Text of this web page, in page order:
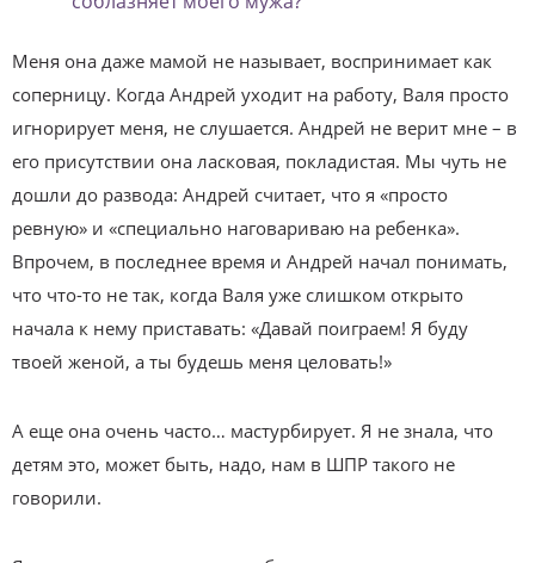
Меня она даже мамой не называет, воспринимает как
соперницу. Когда Андрей уходит на работу, Валя просто
игнорирует меня, не слушается. Андрей не верит мне – в
его присутствии она ласковая, покладистая. Мы чуть не
дошли до развода: Андрей считает, что я «просто
ревную» и «специально наговариваю на ребенка».
Впрочем, в последнее время и Андрей начал понимать,
что что-то не так, когда Валя уже слишком открыто
начала к нему приставать: «Давай поиграем! Я буду
твоей женой, а ты будешь меня целовать!»
А еще она очень часто… мастурбирует. Я не знала, что
детям это, может быть, надо, нам в ШПР такого не
говорили.